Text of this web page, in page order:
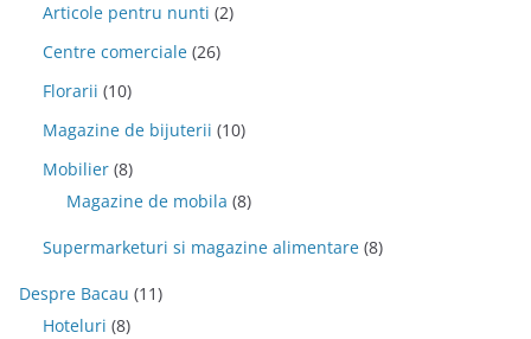
Articole pentru nunti (2)
Centre comerciale (26)
Florarii (10)
Magazine de bijuterii (10)
Mobilier (8)
Magazine de mobila (8)
Supermarketuri si magazine alimentare (8)
Despre Bacau (11)
Hoteluri (8)